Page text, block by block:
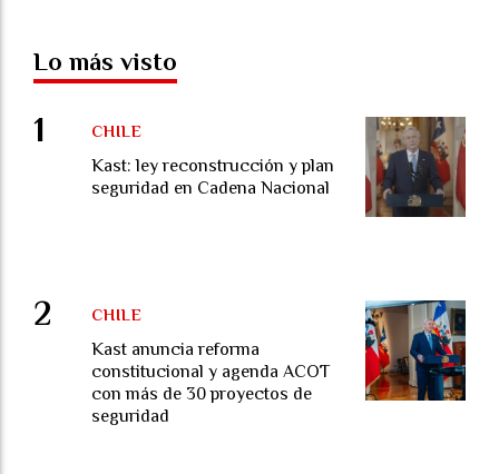
Lo más visto
Kast: ley reconstrucción y plan
seguridad en Cadena Nacional
CHILE
Kast anuncia reforma
constitucional y agenda ACOT
con más de 30 proyectos de
seguridad
CHILE